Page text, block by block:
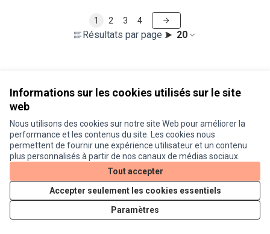
Informations sur les cookies utilisés sur le site
web
Nous utilisons des cookies sur notre site Web pour améliorer la
performance et les contenus du site. Les cookies nous
permettent de fournir une expérience utilisateur et un contenu
plus personnalisés à partir de nos canaux de médias sociaux.
Tout accepter
Accepter seulement les cookies essentiels
Paramètres
Résultats par page : 20
1 2 3 4
Conditions d'utilisation
Paramètres des cookies
Je participe ! sur X
(Lien externe)
Je participe ! sur Facebook
Je participe ! sur Instagram
Site réalisé grâce aulogiciel libre Decidim .
Licence
(Lien